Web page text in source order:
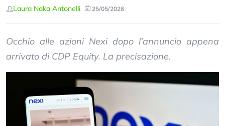
Laura Naka Antonelli 25/05/2026
Occhio alle azioni Nexi dopo l’annuncio appena
arrivato di CDP Equity. La precisazione.